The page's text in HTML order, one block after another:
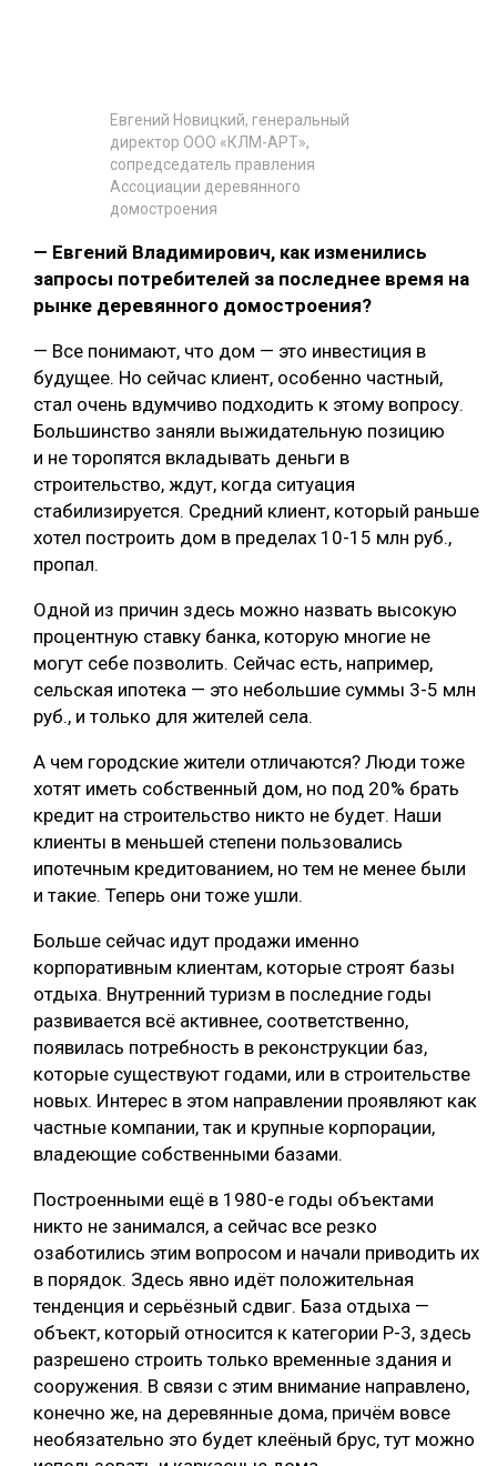
Евгений Новицкий, генеральный
директор ООО «КЛМ-АРТ»,
сопредседатель правления
Ассоциации деревянного
домостроения
— Евгений Владимирович, как изменились
запросы потребителей за последнее время на
рынке деревянного домостроения?
— Все понимают, что дом — это инвестиция в
будущее. Но сейчас клиент, особенно частный,
стал очень вдумчиво подходить к этому вопросу.
Большинство заняли выжидательную позицию
и не торопятся вкладывать деньги в
строительство, ждут, когда ситуация
стабилизируется. Средний клиент, который раньше
хотел построить дом в пределах 10-15 млн руб.,
пропал.
Одной из причин здесь можно назвать высокую
процентную ставку банка, которую многие не
могут себе позволить. Сейчас есть, например,
сельская ипотека — это небольшие суммы 3-5 млн
руб., и только для жителей села.
А чем городские жители отличаются? Люди тоже
хотят иметь собственный дом, но под 20% брать
кредит на строительство никто не будет. Наши
клиенты в меньшей степени пользовались
ипотечным кредитованием, но тем не менее были
и такие. Теперь они тоже ушли.
Больше сейчас идут продажи именно
корпоративным клиентам, которые строят базы
отдыха. Внутренний туризм в последние годы
развивается всё активнее, соответственно,
появилась потребность в реконструкции баз,
которые существуют годами, или в строительстве
новых. Интерес в этом направлении проявляют как
частные компании, так и крупные корпорации,
владеющие собственными базами.
Построенными ещё в 1980-е годы объектами
никто не занимался, а сейчас все резко
озаботились этим вопросом и начали приводить их
в порядок. Здесь явно идёт положительная
тенденция и серьёзный сдвиг. База отдыха —
объект, который относится к категории Р-3, здесь
разрешено строить только временные здания и
сооружения. В связи с этим внимание направлено,
конечно же, на деревянные дома, причём вовсе
необязательно это будет клеёный брус, тут можно